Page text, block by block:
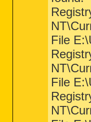
File
File